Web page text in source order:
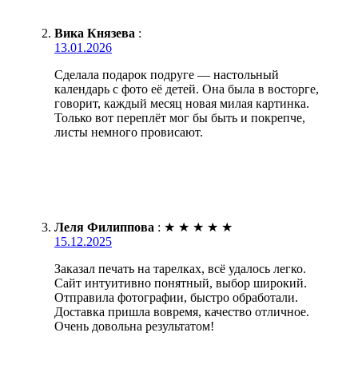
Вика Князева :
13.01.2026
Сделала подарок подруге — настольный
календарь с фото её детей. Она была в восторге,
говорит, каждый месяц новая милая картинка.
Только вот переплёт мог бы быть и покрепче,
листы немного провисают.
Леля Филиппова : ★ ★ ★ ★ ★
15.12.2025
Заказал печать на тарелках, всё удалось легко.
Сайт интуитивно понятный, выбор широкий.
Отправила фотографии, быстро обработали.
Доставка пришла вовремя, качество отличное.
Очень довольна результатом!